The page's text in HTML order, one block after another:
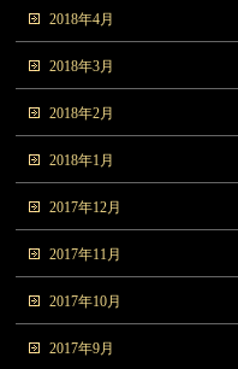
2018年4月
2018年3月
2018年2月
2018年1月
2017年12月
2017年11月
2017年10月
2017年9月